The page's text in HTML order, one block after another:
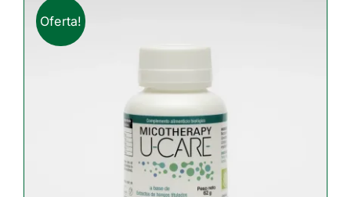
Oferta!